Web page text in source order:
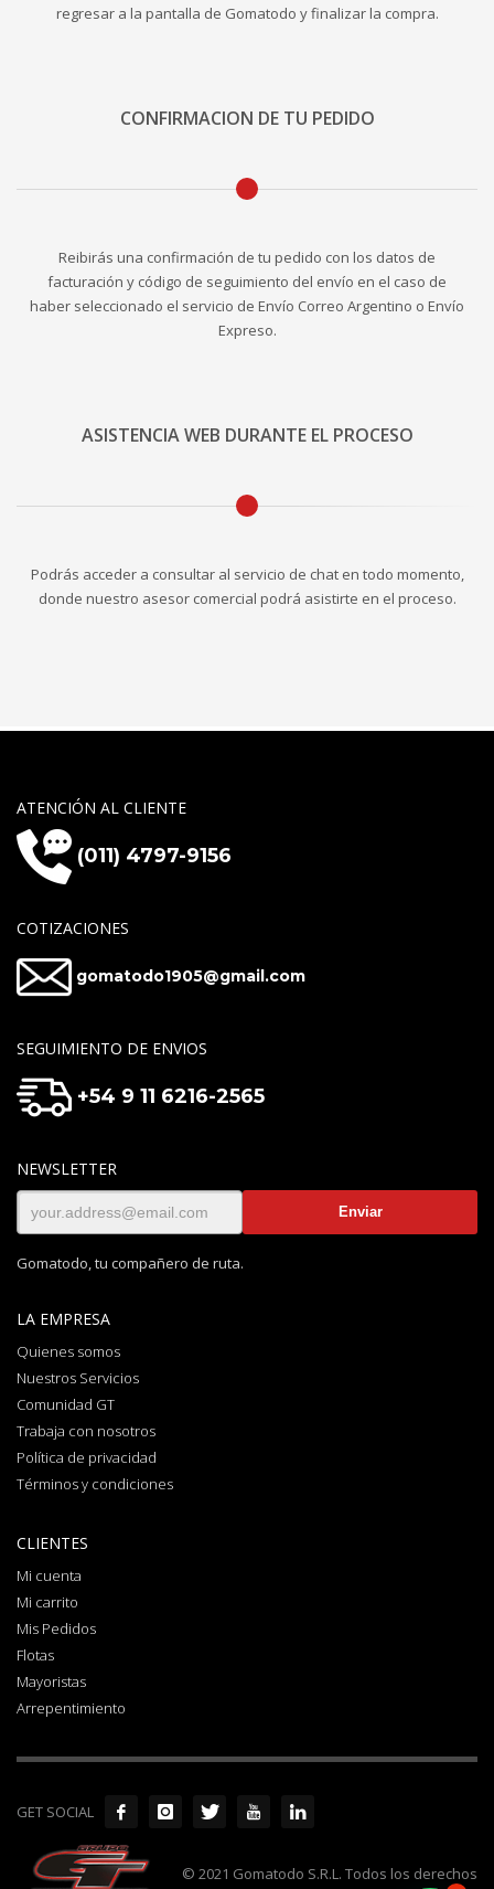
regresar a la pantalla de Gomatodo y finalizar la compra.
CONFIRMACION DE TU PEDIDO
Reibirás una confirmación de tu pedido con los datos de
facturación y código de seguimiento del envío en el caso de
haber seleccionado el servicio de Envío Correo Argentino o Envío
Expreso.
ASISTENCIA WEB DURANTE EL PROCESO
Podrás acceder a consultar al servicio de chat en todo momento,
donde nuestro asesor comercial podrá asistirte en el proceso.
ATENCIÓN AL CLIENTE
(011) 4797-9156
COTIZACIONES
gomatodo1905@gmail.com
SEGUIMIENTO DE ENVIOS
+54 9 11 6216-2565
NEWSLETTER
Gomatodo, tu compañero de ruta.
LA EMPRESA
Quienes somos
Nuestros Servicios
Comunidad GT
Trabaja con nosotros
Política de privacidad
Términos y condiciones
CLIENTES
Mi cuenta
Mi carrito
Mis Pedidos
Flotas
Mayoristas
Arrepentimiento
GET SOCIAL
© 2021 Gomatodo S.R.L. Todos los derechos